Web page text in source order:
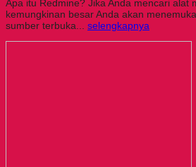
Apa itu Redmine? Jika Anda mencari alat
kemungkinan besar Anda akan
sumber terbuka... selengkapnya